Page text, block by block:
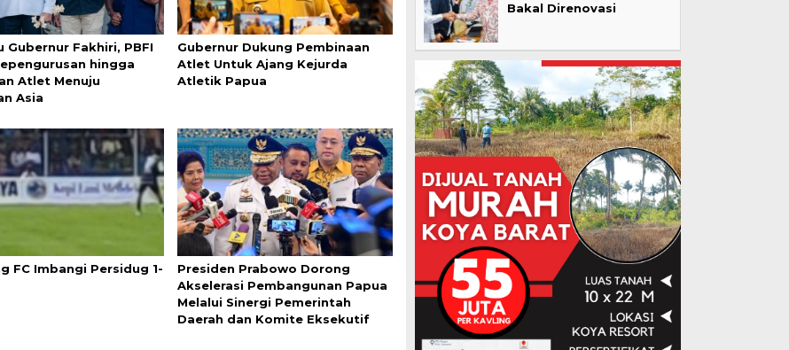
Gubernur Fakhiri, PBFI
hingga
Atlet Menuju
Asia
Gubernur Dukung Pembinaan
Atlet Untuk Ajang Kejurda
Atletik Papua
FC Imbangi Persidug 1-
Presiden Prabowo Dorong
Akselerasi Pembangunan Papua
Melalui Sinergi Pemerintah
Daerah dan Komite Eksekutif
Bakal Direnovasi